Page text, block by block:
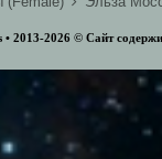
• 2013-2026 ©️ Сайт